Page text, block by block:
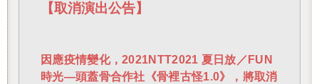
【取消演出公告】
因應疫情變化，2021NTT2021 夏日放／FUN
時光—頭蓋骨合作社《骨裡古怪1.0》，將取消